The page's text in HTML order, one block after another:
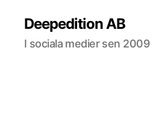
Deepedition AB
I sociala medier sen 2009